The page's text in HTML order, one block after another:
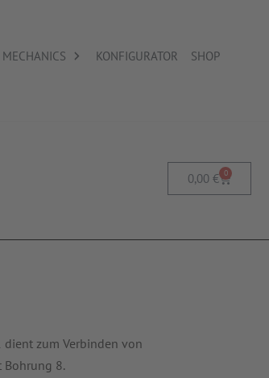
MECHANICS KONFIGURATOR SHOP
0,00 € 0
zum Verbinden von
Bohrung 8.